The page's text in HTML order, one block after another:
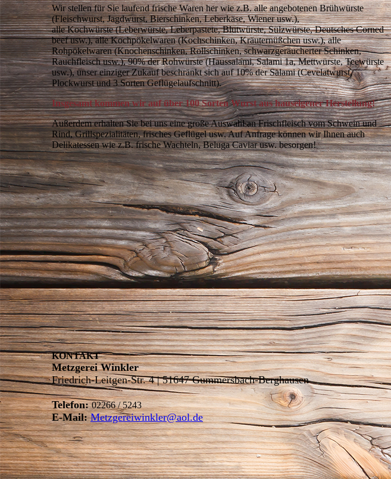
Wir stellen für Sie laufend frische Waren her wie z.B. alle angebotenen Brühwürste
(Fleischwurst, Jagdwurst, Bierschinken, Leberkäse, Wiener usw.),
alle Kochwürste (Leberwürste, Leberpastete, Blutwürste, Sülzwürste, Deutsches Corned
beef usw.), alle Kochpökelwaren (Kochschinken, Kräuternüßchen usw.), alle
Rohpökelwaren (Knochenschinken, Rollschinken, schwarzgeräucherter Schinken,
Rauchfleisch usw.), 90% der Rohwürste (Haussalami, Salami 1a, Mettwürste, Teewürste
usw.), unser einziger Zukauf beschränkt sich auf 10% der Salami (Cevelatwurst,
Plockwurst und 3 Sorten Geflügelaufschnitt).
Insgesamt kommen wir auf über 100 Sorten Wurst aus hauseigener Herstellung!
Außerdem erhalten Sie bei uns eine große Auswahl an Frischfleisch vom Schwein und
Rind, Grillspezialitäten, frisches Geflügel usw. Auf Anfrage können wir Ihnen auch
Delikatessen wie z.B. frische Wachteln, Beluga Caviar usw. besorgen!
KONTAKT
Metzgerei Winkler
Friedrich-Leitgen-Str. 4 | 51647 Gummersbach-Berghausen
Telefon: 02266 / 5243
E-Mail: Metzgereiwinkler@aol.de